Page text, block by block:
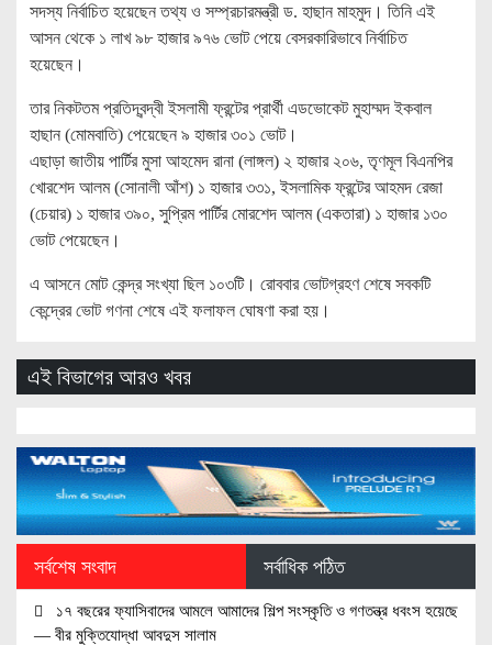
সদস্য নির্বাচিত হয়েছেন তথ্য ও সম্প্রচারমন্ত্রী ড. হাছান মাহমুদ। তিনি এই
আসন থেকে ১ লাখ ৯৮ হাজার ৯৭৬ ভোট পেয়ে বেসরকারিভাবে নির্বাচিত
হয়েছেন।
তার নিকটতম প্রতিদ্বন্দ্বী ইসলামী ফ্রন্টের প্রার্থী এডভোকেট মুহাম্মদ ইকবাল
হাছান (মোমবাতি) পেয়েছেন ৯ হাজার ৩০১ ভোট।
এছাড়া জাতীয় পার্টির মুসা আহমেদ রানা (লাঙ্গল) ২ হাজার ২০৬, তৃণমূল বিএনপির
খোরশেদ আলম (সোনালী আঁশ) ১ হাজার ৩৩১, ইসলামিক ফ্রন্টের আহমদ রেজা
(চেয়ার) ১ হাজার ৩৯০, সুপ্রিম পার্টির মোরশেদ আলম (একতারা) ১ হাজার ১৩০
ভোট পেয়েছেন।
এ আসনে মোট কেন্দ্র সংখ্যা ছিল ১০৩টি। রোববার ভোটগ্রহণ শেষে সবকটি
কেন্দ্রের ভোট গণনা শেষে এই ফলাফল ঘোষণা করা হয়।
এই বিভাগের আরও খবর
সর্বশেষ সংবাদ সর্বাধিক পঠিত
১৭ বছরের ফ্যাসিবাদের আমলে আমাদের শিল্প সংস্কৃতি ও গণতন্ত্র ধবংস হয়েছে
— বীর মুক্তিযোদ্ধা আবদুস সালাম